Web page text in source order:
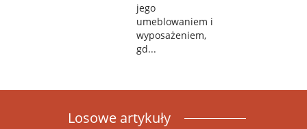
jego
umeblowaniem i
wyposażeniem,
gd...
Losowe artykuły